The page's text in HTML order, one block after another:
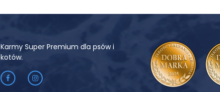
Karmy Super Premium dla psów i
kotów.